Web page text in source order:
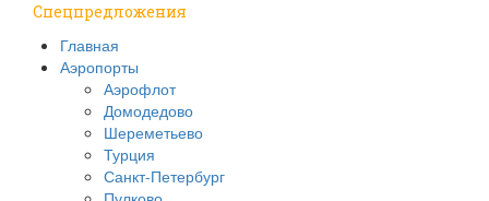
Спецпредложения
Главная
Аэропорты
Аэрофлот
Домодедово
Шереметьево
Турция
Санкт-Петербург